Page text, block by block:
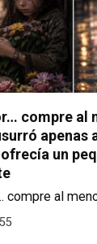
compre al
apenas
un
compre al
55